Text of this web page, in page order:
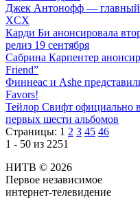
Джек Антонофф — главный
XCX
Карди Би анонсировала
релиз 19 сентября
Сабрина Карпентер
Friend”
Финнеас и Ashe
Favors!
Тейлор Свифт официально
первых шести альбомов
Страницы: 1 2 3 45 46
1 - 50 из 2251
НИТВ © 2026
Первое независимое
интернет-телевидение